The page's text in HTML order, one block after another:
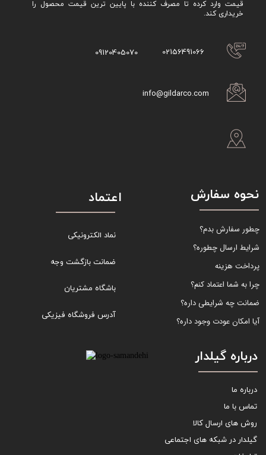
قیمت وارد کرده تا مصرف کننده با پایین ترین قیمت محصول را
خریداری کند.
02156491066
09120405070
info@gildarco.com
نحوه سفارش
چطور سفارش بدم؟
شرایط ارسال چطوره؟
پرداخت هزینه
چرا به شما اعتماد کنم؟
ضمانت چه شرایطی داره؟
آیا امکان عودت وجود داره؟
اعتماد
نماد الکترونیکی
ضمانت بازگشت وجه
باشگاه مشتریان
آدرس فروشگاه فیزیکی
درباره گیلدار
درباره ما
تماس با ما
روش های ارسال کالا
گیلدار در شبکه های اجتماعی